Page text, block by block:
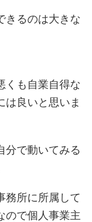
きるのは大きな
も自業自得な
は良いと思いま
分で動いてみる
務所に所属して
ので個人事業主